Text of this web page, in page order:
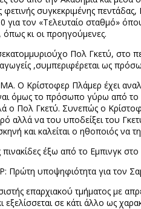
συγκεκριμένης
για τον «Τελευταίο σταθμό»
κι οι προηγούμενες.
Πολ Γκετύ, στο
,συμπεριφέρεται ως
Ο Κρίστοφερ Πλάμερ έχει
όμως το πρόσωπο γύρω από το
ο Πολ Γκετύ. Συνεπώς ο
αλλά να του υποδείξει του
και καλείται ο ηθοποιός να
έξω από το Εμπινγκ
υποψηφιότητα για τον Σαμ
επαρχιακού τμήματος με
σε κάτι άλλο ως